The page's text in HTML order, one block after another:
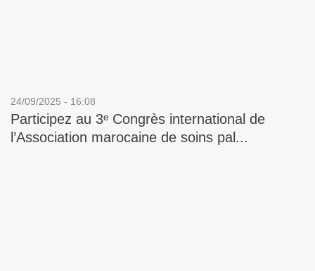
24/09/2025 - 16:08
Participez au 3ᵉ Congrès international de
l’Association marocaine de soins pal...